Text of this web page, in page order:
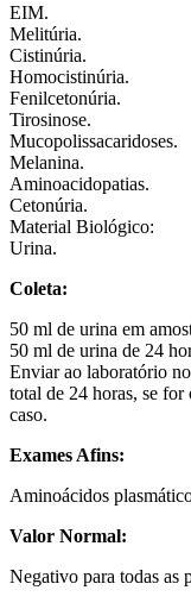
EIM.
Melitúria.
Cistinúria.
Homocistinúria.
Fenilcetonúria.
Tirosinose.
Mucopolissacaridoses.
Melanina.
Aminoacidopatias.
Cetonúria.
Material Biológico:
Urina.
Coleta:
50 ml de urina em
50 ml de urina de 24
Enviar ao laboratório
total de 24 horas, se for
caso.
Exames Afins:
Aminoácidos
Valor Normal:
Negativo para todas as